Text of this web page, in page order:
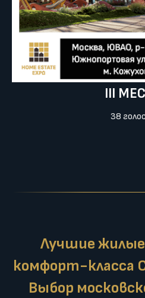
III
38
Лучшие
комфорт-класса
Выбор